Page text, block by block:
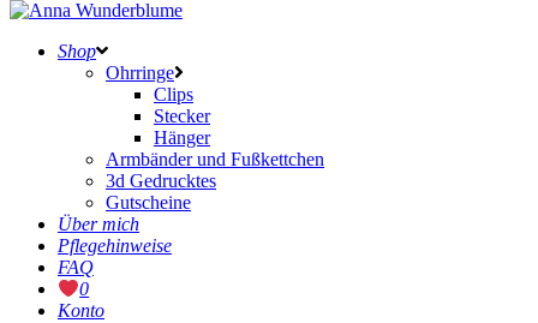
Shop
Ohrringe
Clips
Stecker
Hänger
Armbänder und Fußkettchen
3d Gedrucktes
Gutscheine
Über mich
Pflegehinweise
FAQ
0
Konto